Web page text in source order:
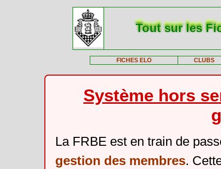
Tout sur les
FICHES ELO CLUBS
Système hors
La FRBE est en train de
gestion des membres.